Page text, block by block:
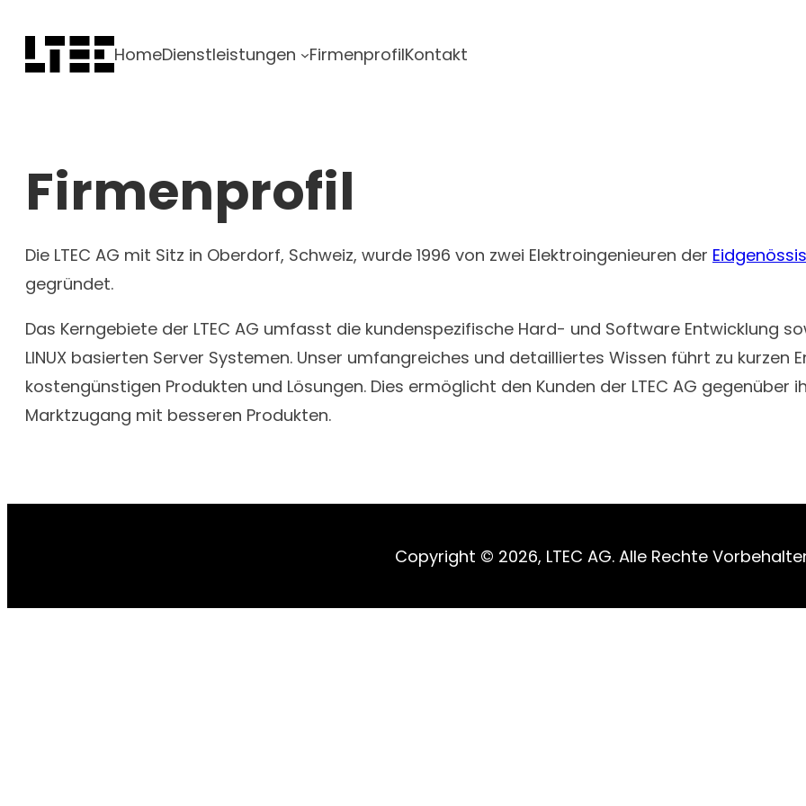
Inhalt
springen
HomeDienstleistungen FirmenprofilKontakt
Firmenprofil
Die LTEC AG mit Sitz in Oberdorf, Schweiz, wurde 1996 von zwei Elektroingenieuren der
gegründet.
Das Kerngebiete der LTEC AG umfasst die kundenspezifische Hard- und Software Entwicklung
LINUX basierten Server Systemen. Unser umfangreiches und detailliertes Wissen führt zu kurzen
kostengünstigen Produkten und Lösungen. Dies ermöglicht den Kunden der LTEC AG gegenüber
Marktzugang mit besseren Produkten.
Copyright © 2026, LTEC AG. Alle Rechte